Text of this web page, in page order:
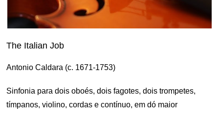
The Italian Job
Antonio Caldara (c. 1671-1753)
Sinfonia para dois oboés, dois fagotes, dois trompetes,
tímpanos, violino, cordas e contínuo, em dó maior